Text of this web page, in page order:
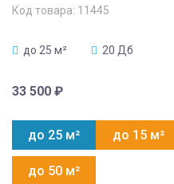
Код товара: 11445
до 25 м² 20 Дб
33 500 ₽
до 25 м² до 15 м²
до 50 м²